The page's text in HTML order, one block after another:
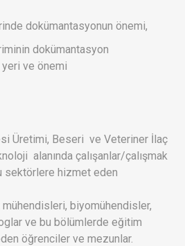
dokümantasyonun önemi,
dokümantasyon
yeri ve önemi
Üretimi, Beseri ve Veteriner İlaç
alanında çalışanlar/çalışmak
sektörlere hizmet eden
mühendisleri, biyomühendisler,
ve bu bölümlerde eğitim
öğrenciler ve mezunlar.